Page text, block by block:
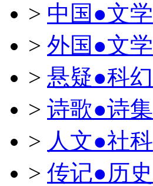
> 中国●文学
> 外国●文学
> 悬疑●科幻
> 诗歌●诗集
> 人文●社科
> 传记●历史